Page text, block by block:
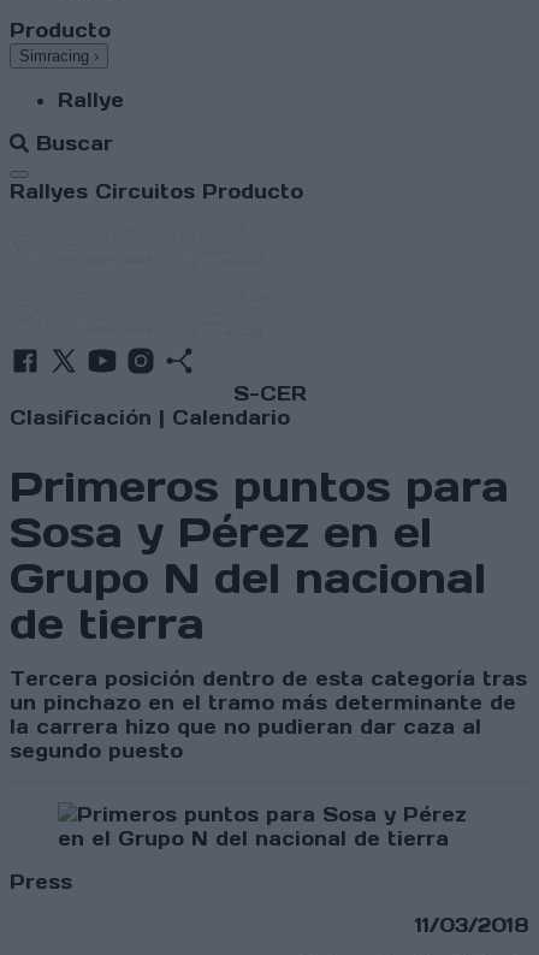
Producto
Simracing ›
Rallye
Buscar
Abrir menú
Rallyes Circuitos Producto
S-CER
Clasificación | Calendario
Primeros puntos para
Sosa y Pérez en el
Grupo N del nacional
de tierra
Tercera posición dentro de esta categoría tras
un pinchazo en el tramo más determinante de
la carrera hizo que no pudieran dar caza al
segundo puesto
Press
11/03/2018